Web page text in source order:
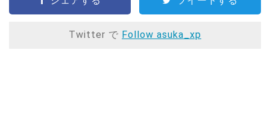
Twitter で Follow asuka_xp